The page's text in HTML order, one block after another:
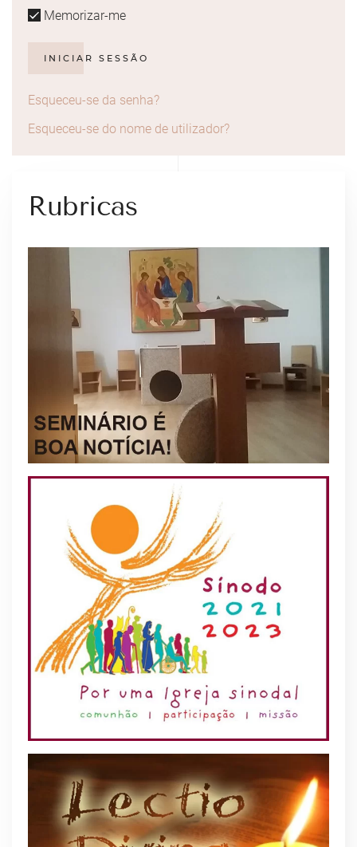
Memorizar-me
INICIAR SESSÃO
Esqueceu-se da senha?
Esqueceu-se do nome de utilizador?
Rubricas